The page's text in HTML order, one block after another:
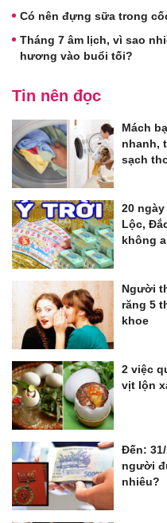
Có nên đựng sữa trong
Tháng 7 âm lịch, vì sao
hương vào buổi tối?
Tin nên đọc
Mách
nhanh,
sạch
20
Lộc,
không
Người
răng 5
khoe
2 việc
vịt lộn
Đến:
người
nhiêu?